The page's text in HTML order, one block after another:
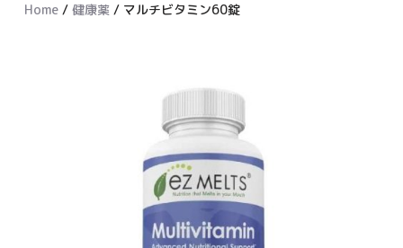
スHome / 健康薬 / マルチビタミン60錠